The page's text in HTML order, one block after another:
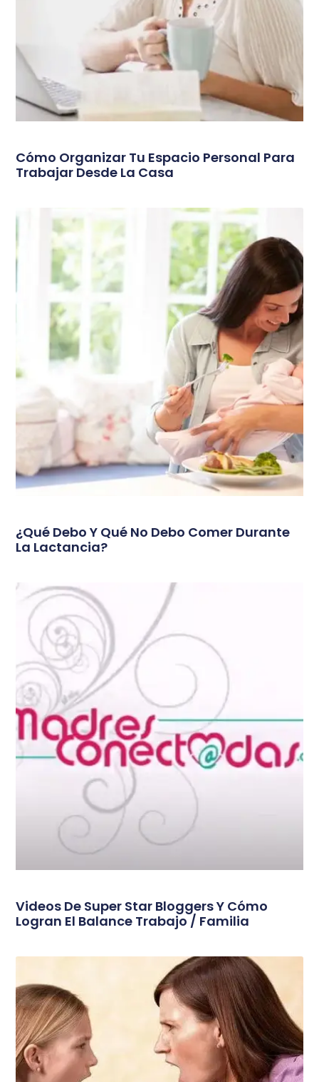
Cómo Organizar Tu Espacio Personal Para
Trabajar Desde La Casa
¿Qué Debo Y Qué No Debo Comer Durante
La Lactancia?
Videos De Super Star Bloggers Y Cómo
Logran El Balance Trabajo / Familia